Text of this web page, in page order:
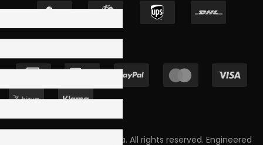
Copyright © 2023 Skpro, Lda. All rights reserved. Engineered